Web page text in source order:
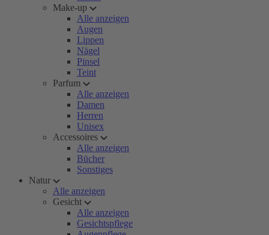
Make-up
Alle anzeigen
Augen
Lippen
Nägel
Pinsel
Teint
Parfum
Alle anzeigen
Damen
Herren
Unisex
Accessoires
Alle anzeigen
Bücher
Sonstiges
Natur
Alle anzeigen
Gesicht
Alle anzeigen
Gesichtspflege